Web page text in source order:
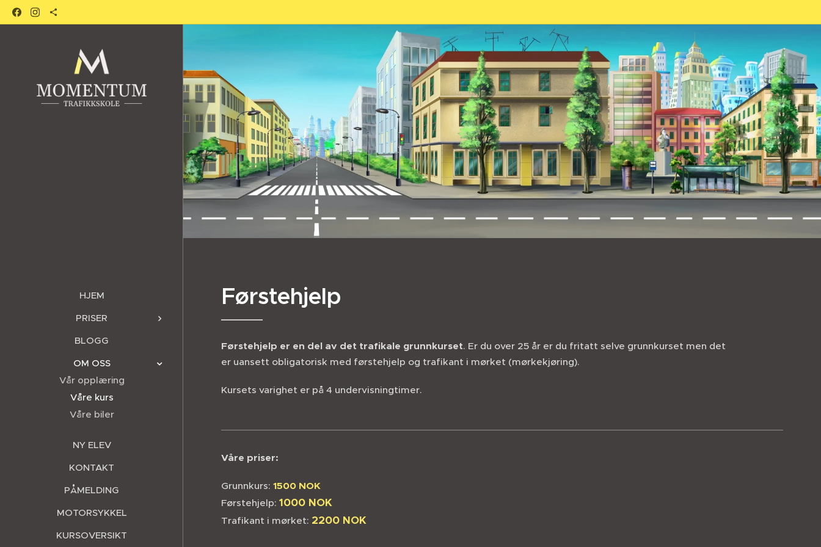
HJEM
PRISER
BLOGG
OM OSS
Vår opplæring
Våre kurs
Våre biler
NY ELEV
KONTAKT
PÅMELDING
MOTORSYKKEL
KURSOVERSIKT
Førstehjelp
Førstehjelp er en del av det trafikale grunnkurset. Er du over 25 år er du fritatt selve grunnkurset men det
er uansett obligatorisk med førstehjelp og trafikant i mørket (mørkekjøring).
Kursets varighet er på 4 undervisningtimer.
Våre priser:
Grunnkurs: 1500 NOK
Førstehjelp: 1000 NOK
Trafikant i mørket: 2200 NOK